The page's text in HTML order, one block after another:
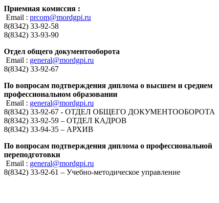
Приемная комиссия :
Email : prcom@mordgpi.ru
8(8342) 33-92-58
8(8342) 33-93-90
Отдел общего документооборота
Email : general@mordgpi.ru
8(8342) 33-92-67
По вопросам подтверждения диплома о высшем и среднем
профессиональном образовании
Email : general@mordgpi.ru
8(8342) 33-92-67 - ОТДЕЛ ОБЩЕГО ДОКУМЕНТООБОРОТА
8(8342) 33-92-59 – ОТДЕЛ КАДРОВ
8(8342) 33-94-35 – АРХИВ
По вопросам подтверждения диплома о профессиональной
переподготовки
Email : general@mordgpi.ru
8(8342) 33-92-61 – Учебно-методическое управление